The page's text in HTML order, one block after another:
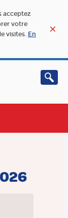
acceptez
votre
visites. En